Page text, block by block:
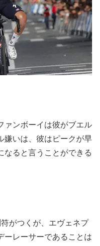
ァンボーイは彼がブエル
嫌いは、彼はピークが早
なると言うことができる
がつくが、エヴェネプ
ーレーサーであることは